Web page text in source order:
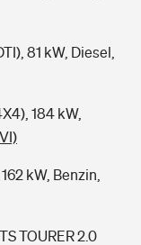
81 kW, Diesel,
184 kW,
kW, Benzin,
TOURER 2.0